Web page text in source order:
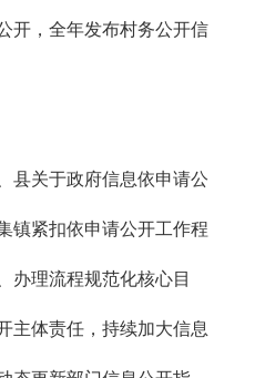
开，全年发布村务公开信
县关于政府信息依申请公
镇紧扣依申请公开工作程
办理流程规范化核心目
主体责任，持续加大信息